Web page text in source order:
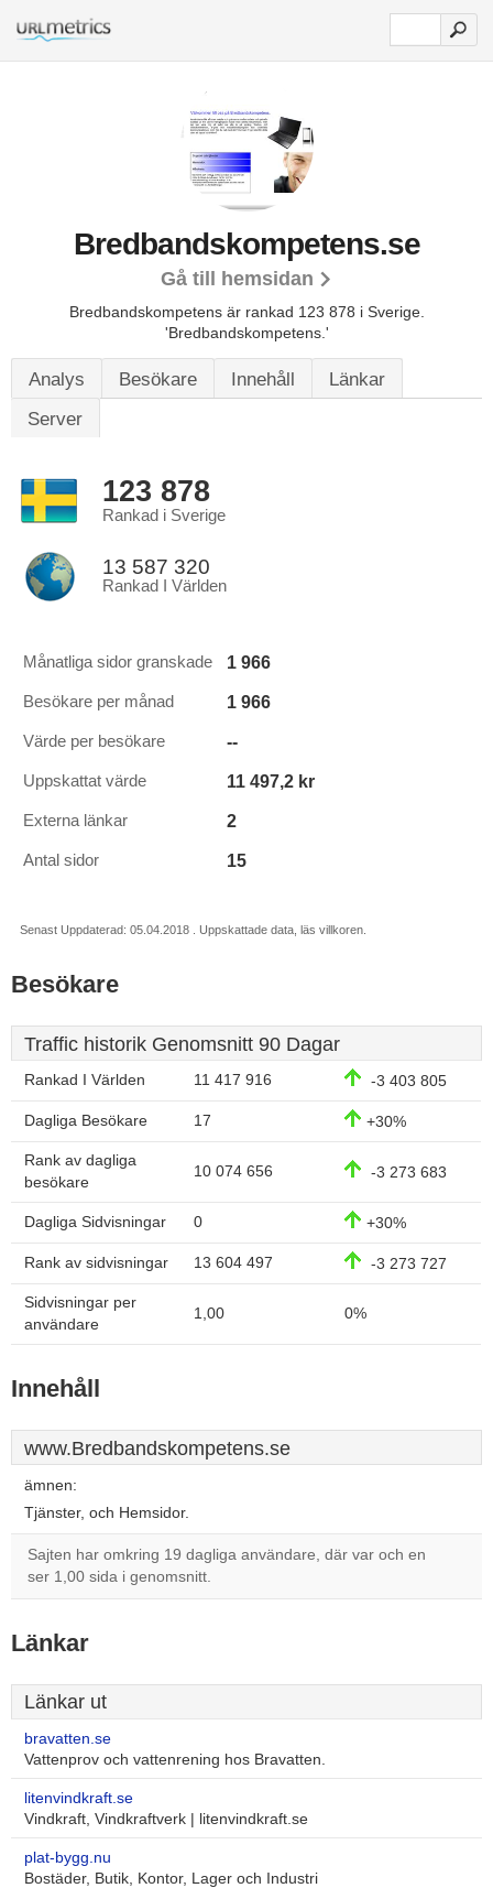
Bredbandskompetens.se
Gå till hemsidan
Bredbandskompetens är rankad 123 878 i Sverige.
'Bredbandskompetens.'
Analys Besökare Innehåll
Länkar
Server
123 878
Rankad i Sverige
13 587 320
Rankad I Världen
Månatliga sidor granskade 1 966
Besökare per månad 1 966
Värde per besökare --
Uppskattat värde 11 497,2 kr
Externa länkar 2
Antal sidor 15
Senast Uppdaterad: 05.04.2018 . Uppskattade data, läs villkoren.
Besökare
Traffic historik Genomsnitt 90 Dagar
Rankad I Världen 11 417 916 -3 403 805
Dagliga Besökare 17 +30%
Rank av dagliga
besökare
10 074 656 -3 273 683
Dagliga Sidvisningar 0 +30%
Rank av sidvisningar 13 604 497 -3 273 727
Sidvisningar per
användare
1,00 0%
Innehåll
www.Bredbandskompetens.se
ämnen:
Tjänster, och Hemsidor.
Sajten har omkring 19 dagliga användare, där var och en
ser 1,00 sida i genomsnitt.
Länkar
Länkar ut
bravatten.se
Vattenprov och vattenrening hos Bravatten.
litenvindkraft.se
Vindkraft, Vindkraftverk | litenvindkraft.se
plat-bygg.nu
Bostäder, Butik, Kontor, Lager och Industri